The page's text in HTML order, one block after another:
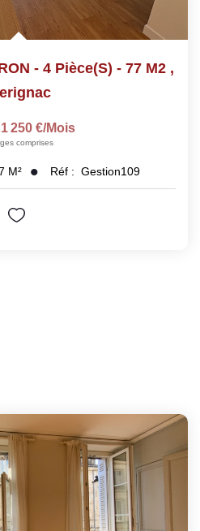
- 4 Pièce(s) - 77 M2 ,
250 €/mois
comprises
M² Réf : Gestion109